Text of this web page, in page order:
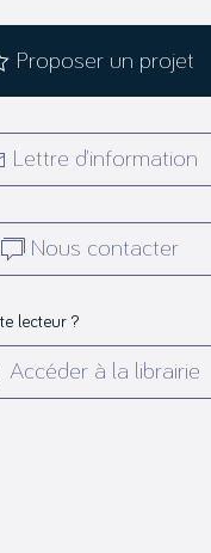
Proposer un projet
Lettre d’information
Nous contacter
lecteur ?
Accéder à la librairie